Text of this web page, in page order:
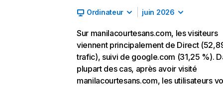
Ordinateur juin 2026
Sur manilacourtesans.com, les visiteurs
viennent principalement de Direct
trafic), suivi de google.com (31,25 %).
plupart des cas, après avoir visité
manilacourtesans.com, les utilisateurs